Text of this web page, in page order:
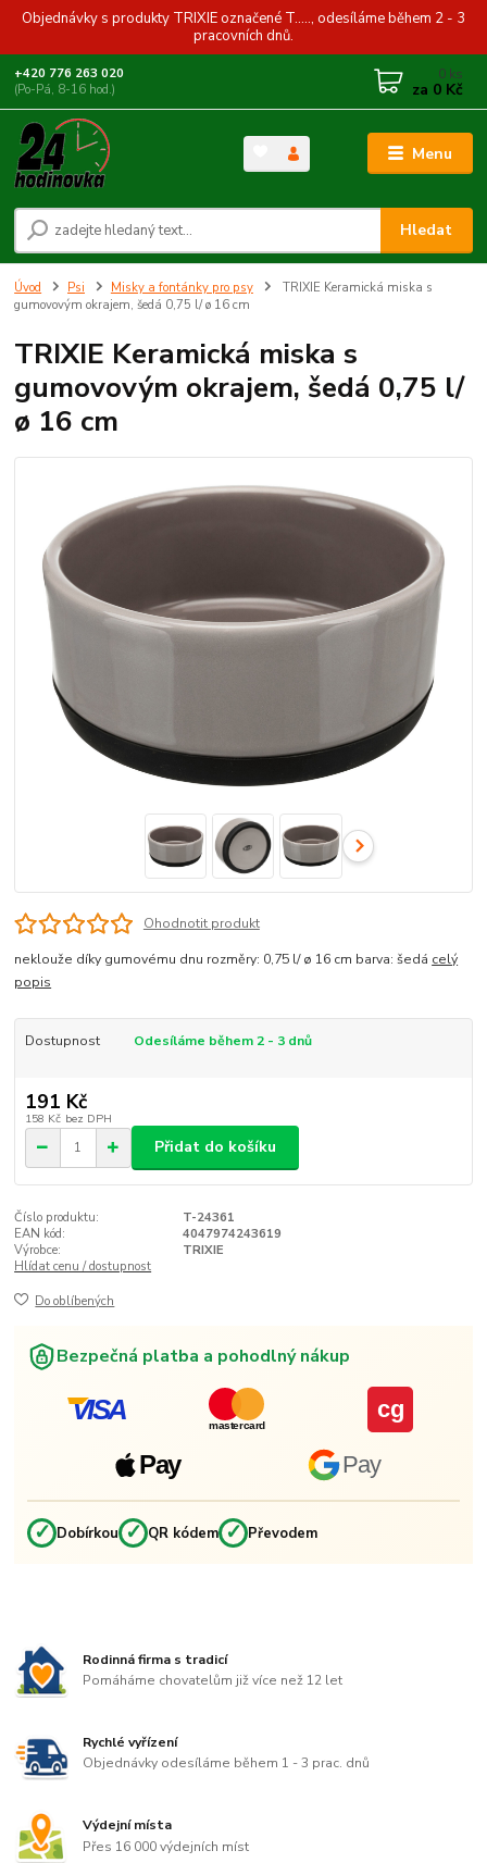
Objednávky s produkty TRIXIE označené T....., odesíláme během 2 - 3
pracovních dnů.
Menu
Hledat
+420 776 263 020
(Po-Pá, 8-16 hod.)
0 ks
za 0 Kč
Úvod Psi Misky a fontánky pro psy
TRIXIE Keramická miska s
gumovovým okrajem, šedá 0,75 l/ ø 16 cm
TRIXIE Keramická miska s
gumovovým okrajem, šedá 0,75 l/
ø 16 cm
Ohodnotit produkt
neklouže díky gumovému dnu rozměry: 0,75 l/ ø 16 cm barva: šedá celý
popis
Dostupnost Odesíláme během 2 - 3 dnů
191 Kč
158 Kč bez DPH
Přidat do košíku
Číslo produktu:
T-24361
EAN kód:
4047974243619
Výrobce:
TRIXIE
Hlídat cenu / dostupnost
Do oblíbených
Bezpečná platba a pohodlný nákup
VISA mastercard
Pay Pay
cg
✓ Dobírkou ✓ QR kódem ✓ Převodem
Rodinná firma s tradicí
Pomáháme chovatelům již více než 12 let
Rychlé vyřízení
Objednávky odesíláme během 1 - 3 prac. dnů
Výdejní místa
Přes 16 000 výdejních míst